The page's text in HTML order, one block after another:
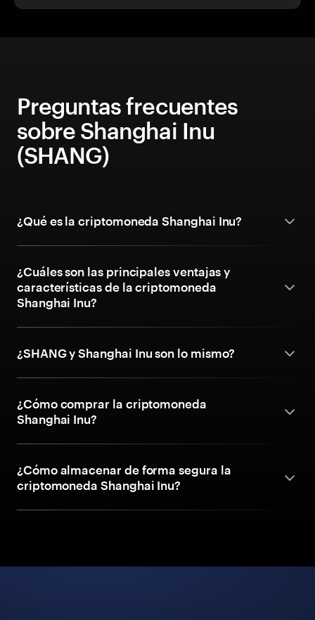
Preguntas frecuentes
sobre Shanghai Inu
(SHANG)
¿Qué es la criptomoneda Shanghai Inu?
¿Cuáles son las principales ventajas y
características de la criptomoneda
Shanghai Inu?
¿SHANG y Shanghai Inu son lo mismo?
¿Cómo comprar la criptomoneda
Shanghai Inu?
¿Cómo almacenar de forma segura la
criptomoneda Shanghai Inu?